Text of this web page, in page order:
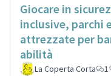
Giocare in
inclusive, parchi
attrezzate per
abilità
La Coperta Corta 1